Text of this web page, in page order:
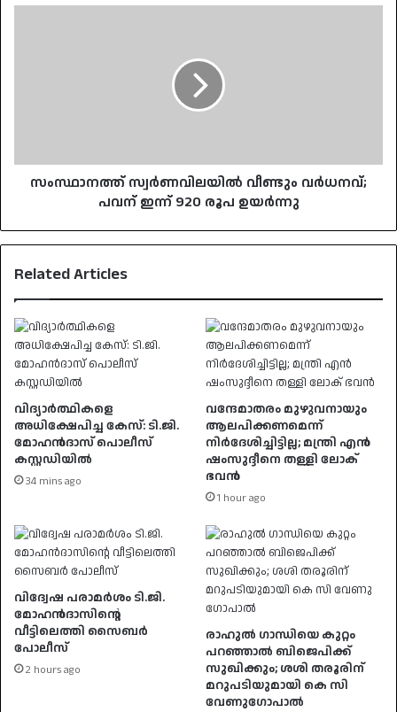
ഉയർന്നു
സംസ്ഥാനത്ത് സ്വർണവിലയിൽ വീണ്ടും വർധനവ്;
പവന് ഇന്ന് 920 രൂപ ഉയർന്നു
Related Articles
വിദ്യാർത്ഥികളെ
അധിക്ഷേപിച്ച കേസ്: ടി.ജി.
മോഹൻദാസ് പൊലീസ്
കസ്റ്റഡിയിൽ
34 mins ago
വന്ദേമാതരം മുഴുവനായും
ആലപിക്കണമെന്ന്
നിര്‍ദേശിച്ചിട്ടില്ല; മന്ത്രി എന്‍
ഷംസുദ്ദീനെ തള്ളി ലോക്
ഭവന്‍
1 hour ago
വിദ്വേഷ പരാമർശം ടി.ജി.
മോഹൻദാസിൻ്റെ
വീട്ടിലെത്തി സൈബർ
പോലീസ്
2 hours ago
രാഹുൽ ​ഗാന്ധിയെ കുറ്റം
പറഞ്ഞാൽ ബിജെപിക്ക്
സുഖിക്കും; ശശി തരൂരിന്
മറുപടിയുമായി കെ സി
വേണു​ഗോപാൽ